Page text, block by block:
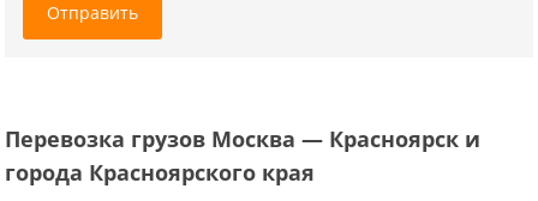
Отправить
Перевозка грузов Москва — Красноярск и
города Красноярского края